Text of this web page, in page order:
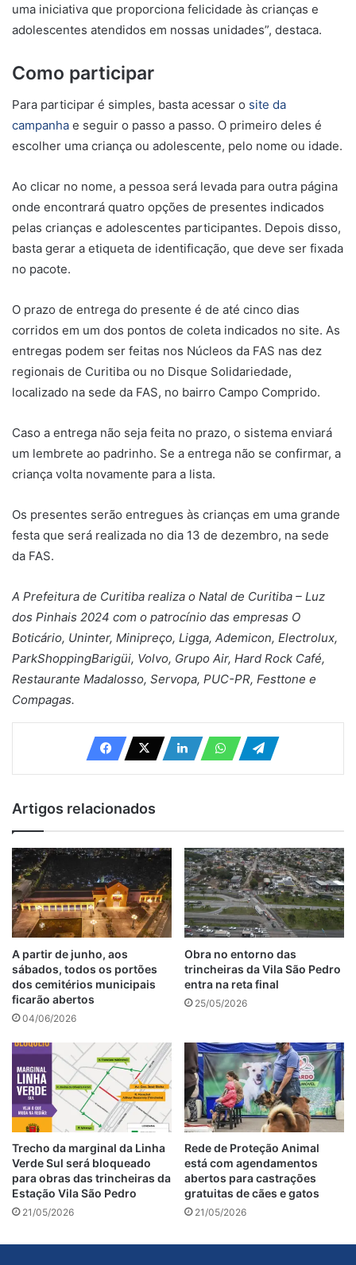
uma iniciativa que proporciona felicidade às crianças e
adolescentes atendidos em nossas unidades”, destaca.
Como participar
Para participar é simples, basta acessar o site da
campanha e seguir o passo a passo. O primeiro deles é
escolher uma criança ou adolescente, pelo nome ou idade.
Ao clicar no nome, a pessoa será levada para outra página
onde encontrará quatro opções de presentes indicados
pelas crianças e adolescentes participantes. Depois disso,
basta gerar a etiqueta de identificação, que deve ser fixada
no pacote.
O prazo de entrega do presente é de até cinco dias
corridos em um dos pontos de coleta indicados no site. As
entregas podem ser feitas nos Núcleos da FAS nas dez
regionais de Curitiba ou no Disque Solidariedade,
localizado na sede da FAS, no bairro Campo Comprido.
Caso a entrega não seja feita no prazo, o sistema enviará
um lembrete ao padrinho. Se a entrega não se confirmar, a
criança volta novamente para a lista.
Os presentes serão entregues às crianças em uma grande
festa que será realizada no dia 13 de dezembro, na sede
da FAS.
A Prefeitura de Curitiba realiza o Natal de Curitiba – Luz
dos Pinhais 2024 com o patrocínio das empresas O
Boticário, Uninter, Minipreço, Ligga, Ademicon, Electrolux,
ParkShoppingBarigüi, Volvo, Grupo Air, Hard Rock Café,
Restaurante Madalosso, Servopa, PUC-PR, Festtone e
Compagas.
Artigos relacionados
A partir de junho, aos
sábados, todos os portões
dos cemitérios municipais
ficarão abertos
04/06/2026
Obra no entorno das
trincheiras da Vila São Pedro
entra na reta final
25/05/2026
Trecho da marginal da Linha
Verde Sul será bloqueado
para obras das trincheiras da
Estação Vila São Pedro
21/05/2026
Rede de Proteção Animal
está com agendamentos
abertos para castrações
gratuitas de cães e gatos
21/05/2026